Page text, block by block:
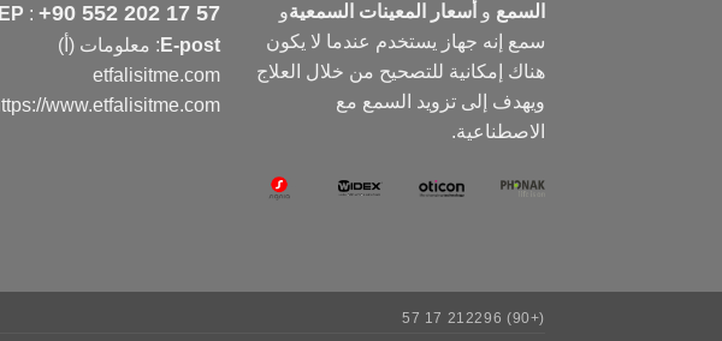
السمع و أسعار المعينات السمعيةو
سمع إنه جهاز يستخدم عندما لا يكون
هناك إمكانية للتصحيح من خلال العلاج
ويهدف إلى تزويد السمع مع
الاصطناعية.
: +90 552 202 17 57
E-post : معلومات (أ)
etfalisitme.com
www.etfalisitme.com
(+90) 212296 17 57